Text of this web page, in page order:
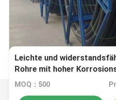
Leichte und
Rohre mit hoher
optimale Leistung
MOQ：500